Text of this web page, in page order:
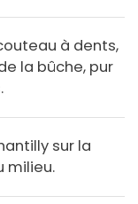
à dents,
la bûche, pur
sur la
milieu.